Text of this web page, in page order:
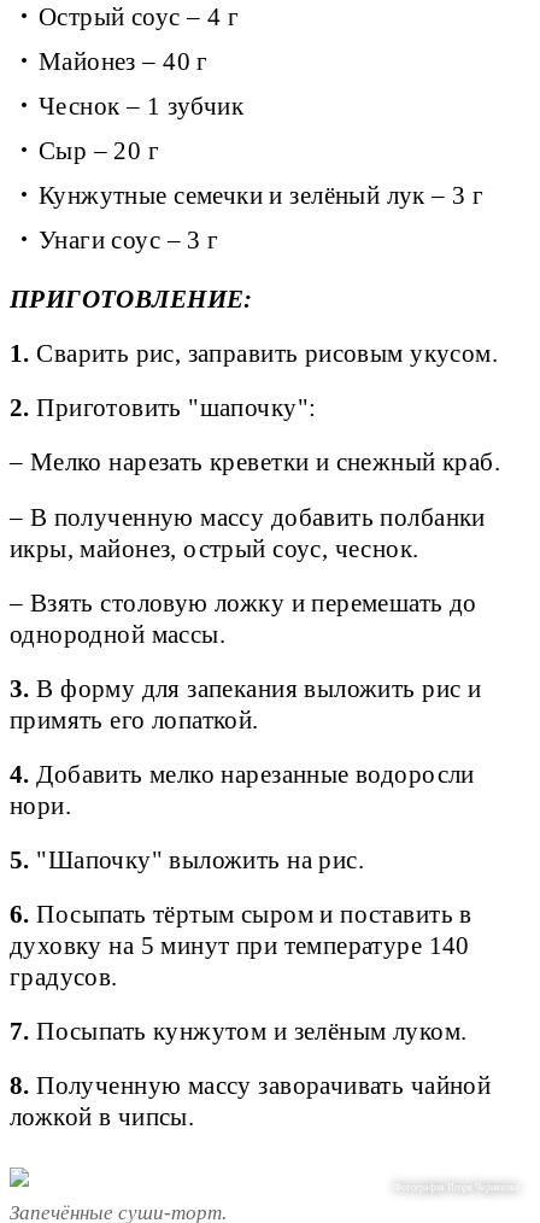
Острый соус – 4 г
Майонез – 40 г
Чеснок – 1 зубчик
Сыр – 20 г
Кунжутные семечки и зелёный лук – 3 г
Унаги соус – 3 г
ПРИГОТОВЛЕНИЕ:
1. Сварить рис, заправить рисовым укусом.
2. Приготовить "шапочку":
– Мелко нарезать креветки и снежный краб.
– В полученную массу добавить полбанки
икры, майонез, острый соус, чеснок.
– Взять столовую ложку и перемешать до
однородной массы.
3. В форму для запекания выложить рис и
примять его лопаткой.
4. Добавить мелко нарезанные водоросли
нори.
5. "Шапочку" выложить на рис.
6. Посыпать тёртым сыром и поставить в
духовку на 5 минут при температуре 140
градусов.
7.Посыпать кунжутом и зелёным луком.
8.Полученную массу заворачивать чайной
ложкой в чипсы.
Фотография Игоря Чернякова
Запечённые суши-торт.